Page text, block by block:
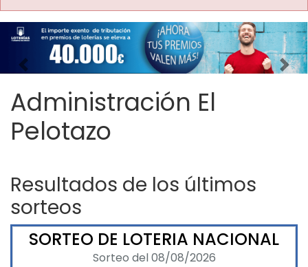
Imagen anterior
Administración El
Pelotazo
Resultados de los últimos
sorteos
SORTEO DE LOTERIA NACIONAL
Sorteo del 08/08/2026